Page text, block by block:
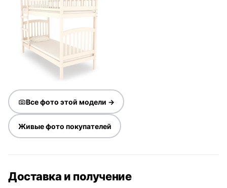
Все фото этой модели →
Живые фото покупателей
Доставка и получение